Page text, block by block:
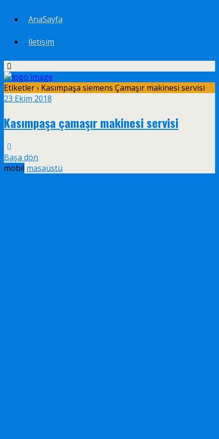
AnaSayfa
İletişim
Etiketler › Kasımpaşa siemens Çamaşır makinesi servisi
23 Ekim 2018
Kasımpaşa çamaşır makinesi servisi
Başa dön
mobil masaüstü